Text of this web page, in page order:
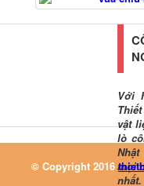
Với
vật
lò
mọi
nhất.
© Copyright 2016